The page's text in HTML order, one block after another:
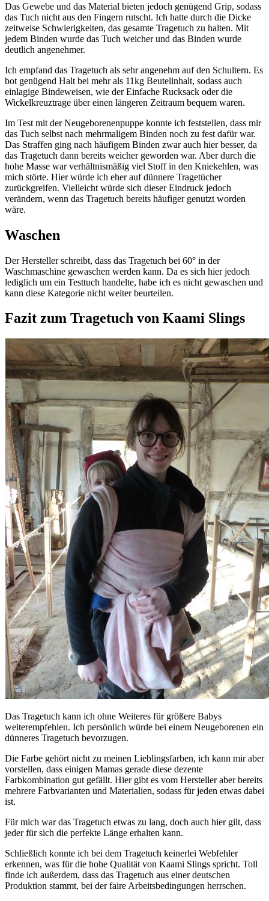
Das Gewebe und das Material bieten jedoch genügend Grip, sodass
das Tuch nicht aus den Fingern rutscht. Ich hatte durch die Dicke
zeitweise Schwierigkeiten, das gesamte Tragetuch zu halten. Mit
jedem Binden wurde das Tuch weicher und das Binden wurde
deutlich angenehmer.
Ich empfand das Tragetuch als sehr angenehm auf den Schultern. Es
bot genügend Halt bei mehr als 11kg Beutelinhalt, sodass auch
einlagige Bindeweisen, wie der Einfache Rucksack oder die
Wickelkreuztrage über einen längeren Zeitraum bequem waren.
Im Test mit der Neugeborenenpuppe konnte ich feststellen, dass mir
das Tuch selbst nach mehrmaligem Binden noch zu fest dafür war.
Das Straffen ging nach häufigem Binden zwar auch hier besser, da
das Tragetuch dann bereits weicher geworden war. Aber durch die
hohe Masse war verhältnismäßig viel Stoff in den Kniekehlen, was
mich störte. Hier würde ich eher auf dünnere Tragetücher
zurückgreifen. Vielleicht würde sich dieser Eindruck jedoch
verändern, wenn das Tragetuch bereits häufiger genutzt worden
wäre.
Waschen
Der Hersteller schreibt, dass das Tragetuch bei 60° in der
Waschmaschine gewaschen werden kann. Da es sich hier jedoch
lediglich um ein Testtuch handelte, habe ich es nicht gewaschen und
kann diese Kategorie nicht weiter beurteilen.
Fazit zum Tragetuch von Kaami Slings
Das Tragetuch kann ich ohne Weiteres für größere Babys
weiterempfehlen. Ich persönlich würde bei einem Neugeborenen ein
dünneres Tragetuch bevorzugen.
Die Farbe gehört nicht zu meinen Lieblingsfarben, ich kann mir aber
vorstellen, dass einigen Mamas gerade diese dezente
Farbkombination gut gefällt. Hier gibt es vom Hersteller aber bereits
mehrere Farbvarianten und Materialien, sodass für jeden etwas dabei
ist.
Für mich war das Tragetuch etwas zu lang, doch auch hier gilt, dass
jeder für sich die perfekte Länge erhalten kann.
Schließlich konnte ich bei dem Tragetuch keinerlei Webfehler
erkennen, was für die hohe Qualität von Kaami Slings spricht. Toll
finde ich außerdem, dass das Tragetuch aus einer deutschen
Produktion stammt, bei der faire Arbeitsbedingungen herrschen.